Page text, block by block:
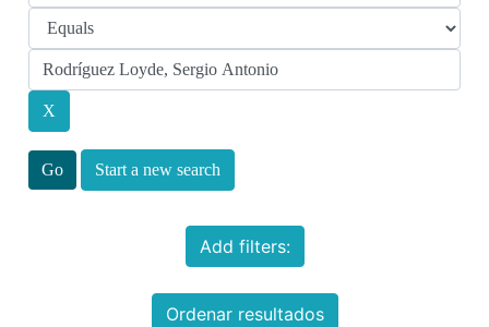
Start a new search
Add filters:
Ordenar resultados